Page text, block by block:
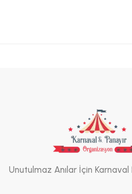
Unutulmaz Anılar İçin Karnaval